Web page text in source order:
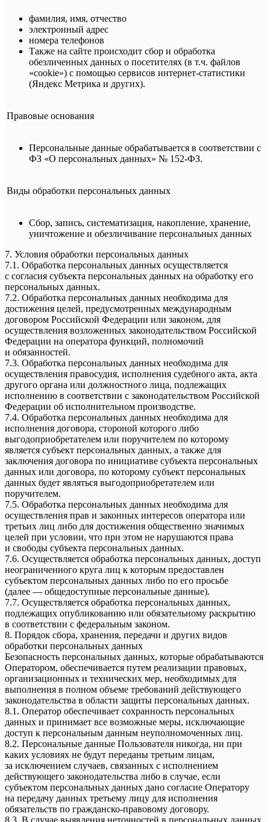
фамилия, имя, отчество
электронный адрес
номера телефонов
Также на сайте происходит сбор и обработка
обезличенных данных о посетителях (в т.ч. файлов
«cookie») с помощью сервисов интернет-статистики
(Яндекс Метрика и других).
Правовые основания
Персональные данные обрабатывается в соответствии с
ФЗ «О персональных данных» № 152-ФЗ.
Виды обработки персональных данных
Сбор, запись, систематизация, накопление, хранение,
уничтожение и обезличивание персональных данных
7. Условия обработки персональных данных
7.1. Обработка персональных данных осуществляется
с согласия субъекта персональных данных на обработку его
персональных данных.
7.2. Обработка персональных данных необходима для
достижения целей, предусмотренных международным
договором Российской Федерации или законом, для
осуществления возложенных законодательством Российской
Федерации на оператора функций, полномочий
и обязанностей.
7.3. Обработка персональных данных необходима для
осуществления правосудия, исполнения судебного акта, акта
другого органа или должностного лица, подлежащих
исполнению в соответствии с законодательством Российской
Федерации об исполнительном производстве.
7.4. Обработка персональных данных необходима для
исполнения договора, стороной которого либо
выгодоприобретателем или поручителем по которому
является субъект персональных данных, а также для
заключения договора по инициативе субъекта персональных
данных или договора, по которому субъект персональных
данных будет являться выгодоприобретателем или
поручителем.
7.5. Обработка персональных данных необходима для
осуществления прав и законных интересов оператора или
третьих лиц либо для достижения общественно значимых
целей при условии, что при этом не нарушаются права
и свободы субъекта персональных данных.
7.6. Осуществляется обработка персональных данных, доступ
неограниченного круга лиц к которым предоставлен
субъектом персональных данных либо по его просьбе
(далее — общедоступные персональные данные).
7.7. Осуществляется обработка персональных данных,
подлежащих опубликованию или обязательному раскрытию
в соответствии с федеральным законом.
8. Порядок сбора, хранения, передачи и других видов
обработки персональных данных
Безопасность персональных данных, которые обрабатываются
Оператором, обеспечивается путем реализации правовых,
организационных и технических мер, необходимых для
выполнения в полном объеме требований действующего
законодательства в области защиты персональных данных.
8.1. Оператор обеспечивает сохранность персональных
данных и принимает все возможные меры, исключающие
доступ к персональным данным неуполномоченных лиц.
8.2. Персональные данные Пользователя никогда, ни при
каких условиях не будут переданы третьим лицам,
за исключением случаев, связанных с исполнением
действующего законодательства либо в случае, если
субъектом персональных данных дано согласие Оператору
на передачу данных третьему лицу для исполнения
обязательств по гражданско-правовому договору.
8.3. В случае выявления неточностей в персональных данных,